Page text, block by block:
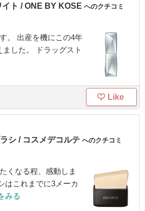
ト / ONE BY KOSE へのクチコミ
。 出産を機にこの4年
した。 ドラッグスト
Like
シ / コスメデコルテ へのクチコミ
くなる程、感動しま
はこれまでに3メーカ
みる